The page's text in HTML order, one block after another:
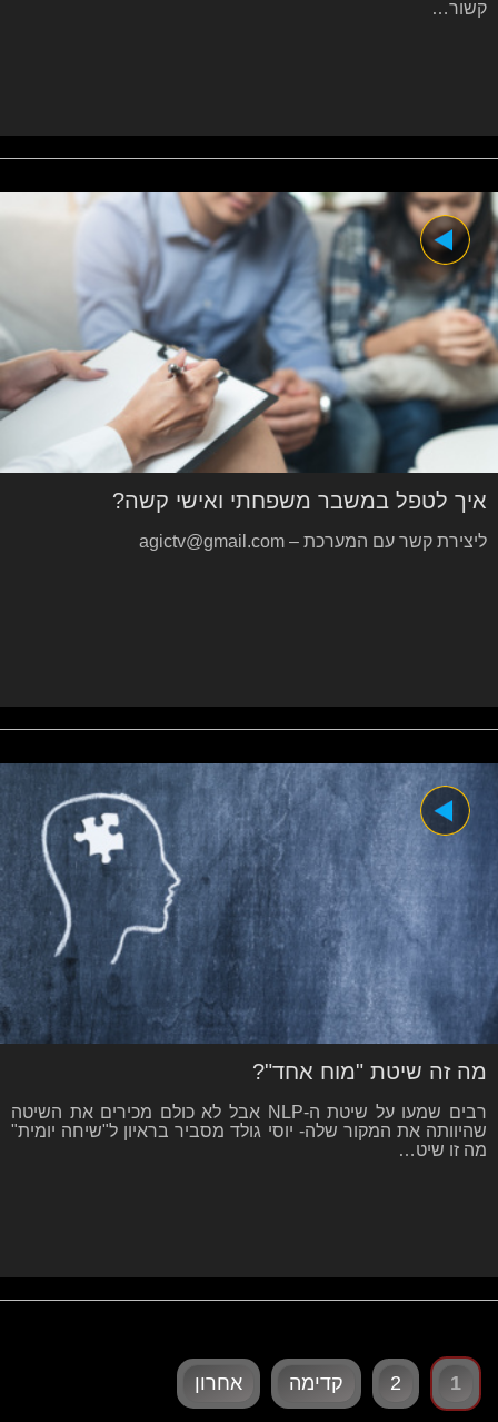
קשור…
איך לטפל במשבר משפחתי ואישי קשה?
ליצירת קשר עם המערכת – agictv@gmail.com
מה זה שיטת "מוח אחד"?
רבים שמעו על שיטת ה-NLP אבל לא כולם מכירים את השיטה
שהיוותה את המקור שלה- יוסי גולד מסביר בראיון ל"שיחה יומית"
מה זו שיט…
1
2 קדימה אחרון